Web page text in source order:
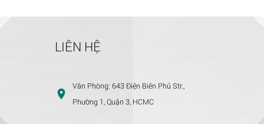
LIÊN HỆ
Văn Phòng: 643 Điện Biên Phủ Str.,
Phường 1, Quận 3, HCMC